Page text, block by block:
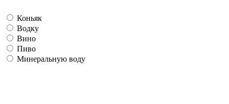
Коньяк
Водку
Вино
Пиво
Минеральную воду